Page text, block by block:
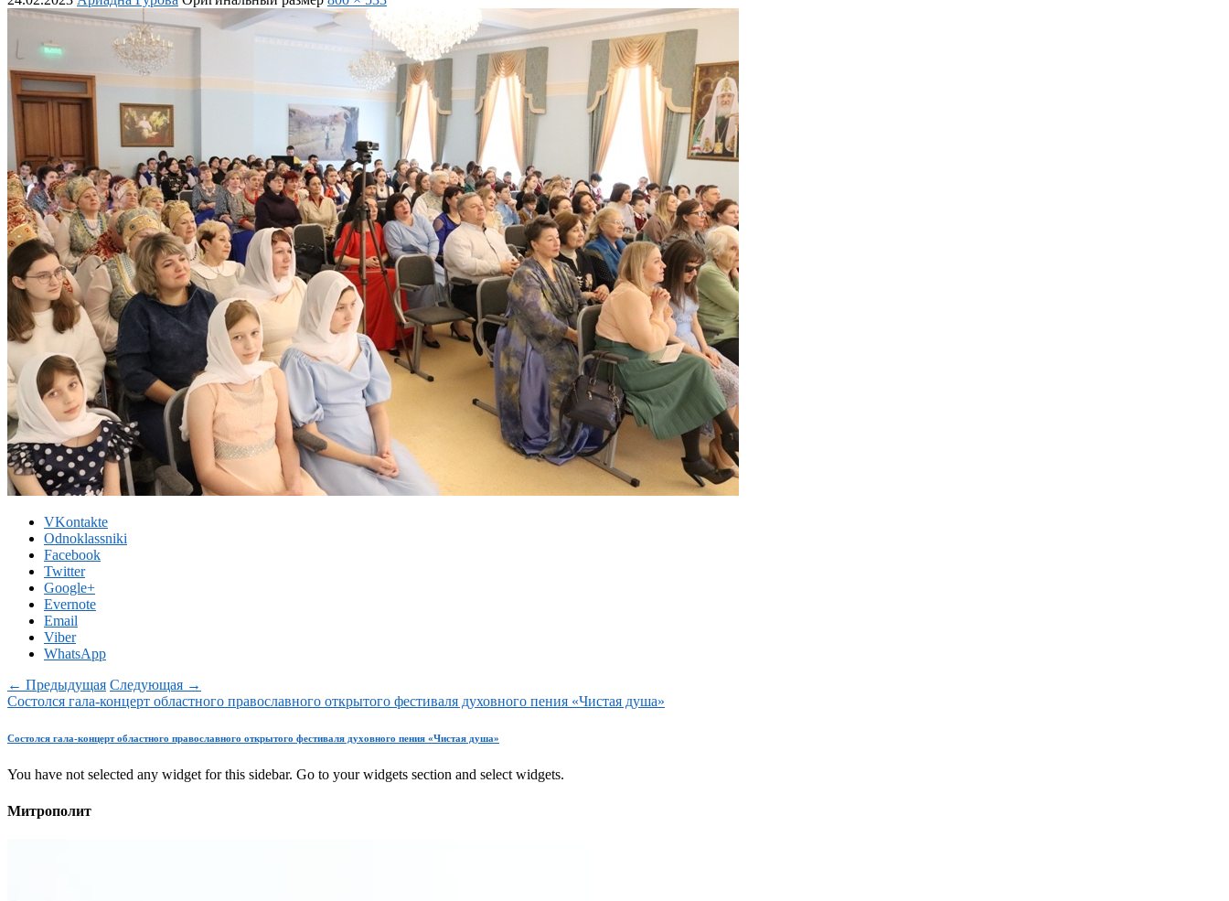
VKontakte
Odnoklassniki
Facebook
Twitter
Google+
Evernote
Email
Viber
WhatsApp
← Предыдущая Следующая →
Состолся гала-концерт областного православного открытого фестиваля духовного пения «Чистая душа»
Состолся гала-концерт областного православного открытого фестиваля духовного пения «Чистая душа»
You have not selected any widget for this sidebar. Go to your widgets section and select widgets.
Митрополит